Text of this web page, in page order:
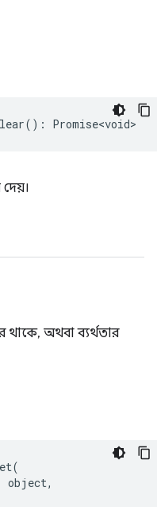
() : Promise<void>
থাকে, অথবা ব্যর্থতার
(
object,